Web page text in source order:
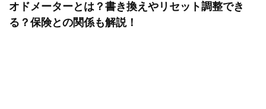
オドメーターとは？書き換えやリセット調整でき
る？保険との関係も解説！